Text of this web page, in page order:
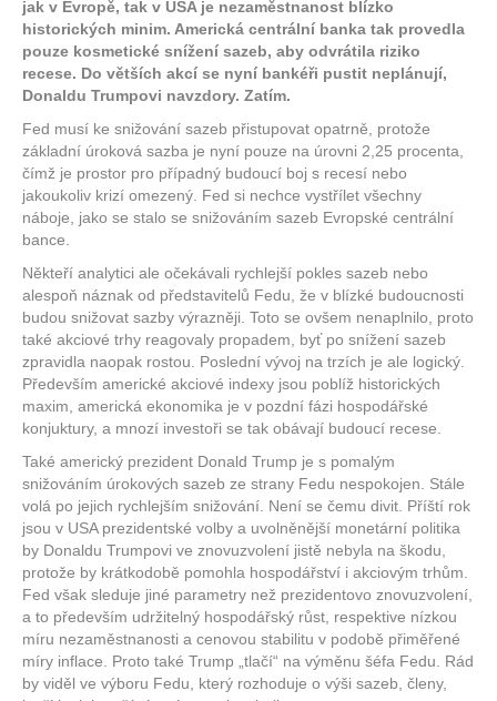
jak v Evropě, tak v USA je nezaměstnanost blízko
historických minim. Americká centrální banka tak provedla
pouze kosmetické snížení sazeb, aby odvrátila riziko
recese. Do větších akcí se nyní bankéři pustit neplánují,
Donaldu Trumpovi navzdory. Zatím.
Fed musí ke snižování sazeb přistupovat opatrně, protože
základní úroková sazba je nyní pouze na úrovni 2,25 procenta,
čímž je prostor pro případný budoucí boj s recesí nebo
jakoukoliv krizí omezený. Fed si nechce vystřílet všechny
náboje, jako se stalo se snižováním sazeb Evropské centrální
bance.
Někteří analytici ale očekávali rychlejší pokles sazeb nebo
alespoň náznak od představitelů Fedu, že v blízké budoucnosti
budou snižovat sazby výrazněji. Toto se ovšem nenaplnilo, proto
také akciové trhy reagovaly propadem, byť po snížení sazeb
zpravidla naopak rostou. Poslední vývoj na trzích je ale logický.
Především americké akciové indexy jsou poblíž historických
maxim, americká ekonomika je v pozdní fázi hospodářské
konjuktury, a mnozí investoři se tak obávají budoucí recese.
Také americký prezident Donald Trump je s pomalým
snižováním úrokových sazeb ze strany Fedu nespokojen. Stále
volá po jejich rychlejším snižování. Není se čemu divit. Příští rok
jsou v USA prezidentské volby a uvolněnější monetární politika
by Donaldu Trumpovi ve znovuzvolení jistě nebyla na škodu,
protože by krátkodobě pomohla hospodářství i akciovým trhům.
Fed však sleduje jiné parametry než prezidentovo znovuzvolení,
a to především udržitelný hospodářský růst, respektive nízkou
míru nezaměstnanosti a cenovou stabilitu v podobě přiměřené
míry inflace. Proto také Trump „tlačí“ na výměnu šéfa Fedu. Rád
by viděl ve výboru Fedu, který rozhoduje o výši sazeb, členy,